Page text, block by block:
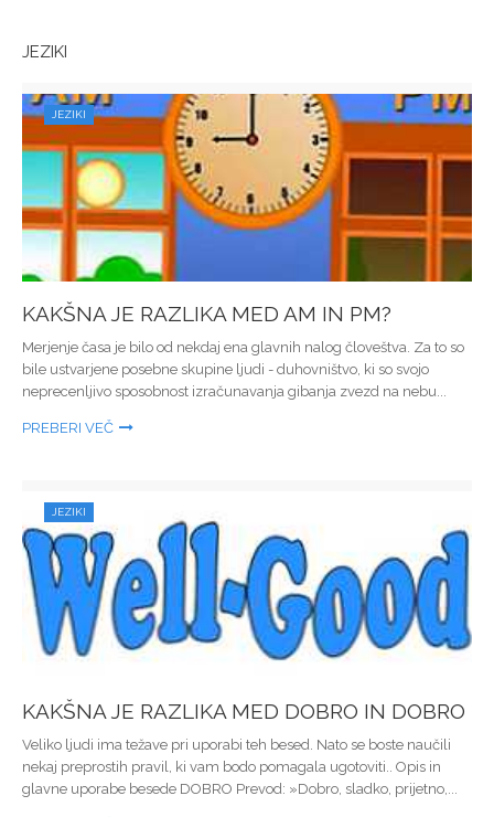
JEZIKI
JEZIKI
KAKŠNA JE RAZLIKA MED AM IN PM?
Merjenje časa je bilo od nekdaj ena glavnih nalog človeštva. Za to so
bile ustvarjene posebne skupine ljudi - duhovništvo, ki so svojo
neprecenljivo sposobnost izračunavanja gibanja zvezd na nebu...
PREBERI VEČ
JEZIKI
KAKŠNA JE RAZLIKA MED DOBRO IN DOBRO
Veliko ljudi ima težave pri uporabi teh besed. Nato se boste naučili
nekaj preprostih pravil, ki vam bodo pomagala ugotoviti.. Opis in
glavne uporabe besede DOBRO Prevod: »Dobro, sladko, prijetno,...